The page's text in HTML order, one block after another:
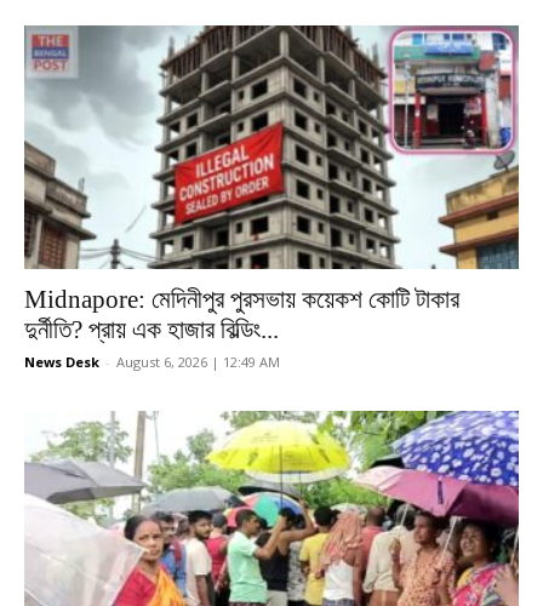
Midnapore: মেদিনীপুর পুরসভায় কয়েকশ কোটি টাকার
দুর্নীতি? প্রায় এক হাজার বিল্ডিং...
News Desk - August 6, 2026 | 12:49 AM